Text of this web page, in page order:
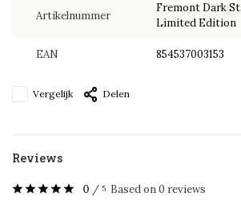
Artikelnummer
Fremont Dark
Limited Edition
EAN 854537003153
Vergelijk Delen
Reviews
0 / 5 Based on 0 reviews